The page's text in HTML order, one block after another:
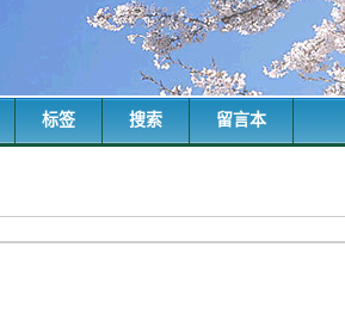
标签 搜索 留言本